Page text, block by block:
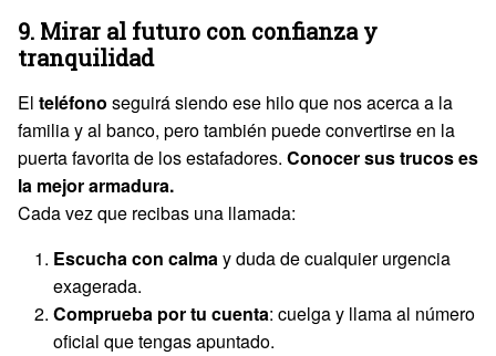
9. Mirar al futuro con confianza y
tranquilidad
El teléfono seguirá siendo ese hilo que nos acerca a la
familia y al banco, pero también puede convertirse en la
puerta favorita de los estafadores. Conocer sus trucos es
la mejor armadura.
Cada vez que recibas una llamada:
Escucha con calmay duda de cualquier urgencia
exagerada.
Comprueba por tu cuenta: cuelga y llama al número
oficial que tengas apuntado.